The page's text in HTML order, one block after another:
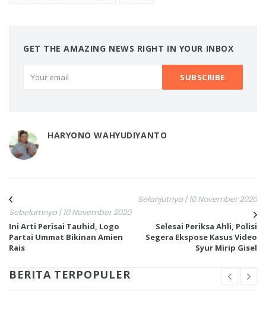
GET THE AMAZING NEWS RIGHT IN YOUR INBOX
HARYONO WAHYUDIYANTO
Sebelumnya | 10 November 2020
Ini Arti Perisai Tauhid, Logo
Partai Ummat Bikinan Amien
Rais
Selanjutnya | 10 November 2020
Selesai Periksa Ahli, Polisi
Segera Ekspose Kasus Video
Syur Mirip Gisel
BERITA TERPOPULER